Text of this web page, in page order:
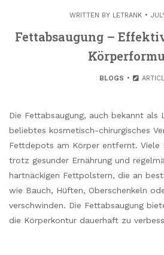
WRITTEN BY LETRANK
Fettabsaugung –
BLOGS
Die Fettabsaugung, auch bekannt als
beliebtes kosmetisch-chirurgisches
Fettdepots am Körper entfernt. Viele
trotz gesunder Ernährung und
hartnäckigen Fettpolstern, die an
wie Bauch, Hüften, Oberschenkeln
verschwinden. Die Fettabsaugung
die Körperkontur dauerhaft zu